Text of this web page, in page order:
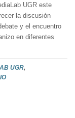
UGR este
la discusión
y el encuentro
en diferentes
UGR,